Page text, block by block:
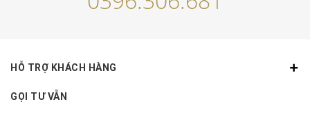
HỖ TRỢ KHÁCH HÀNG
GỌI TƯ VẪN